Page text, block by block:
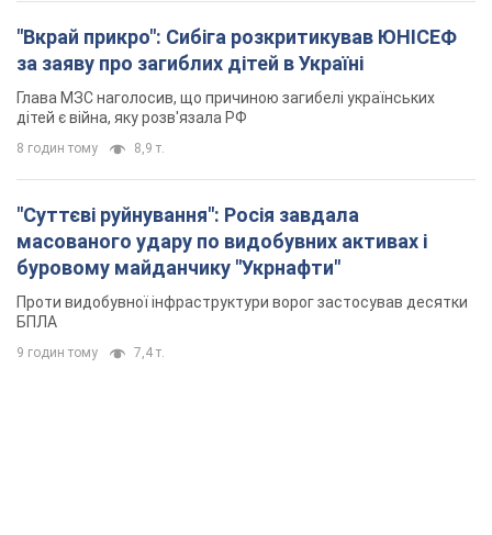
"Вкрай прикро": Сибіга розкритикував ЮНІСЕФ
за заяву про загиблих дітей в Україні
Глава МЗС наголосив, що причиною загибелі українських
дітей є війна, яку розв'язала РФ
8 годин тому 8,9 т.
"Суттєві руйнування": Росія завдала
масованого удару по видобувних активах і
буровому майданчику "Укрнафти"
Проти видобувної інфраструктури ворог застосував десятки
БПЛА
9 годин тому 7,4 т.